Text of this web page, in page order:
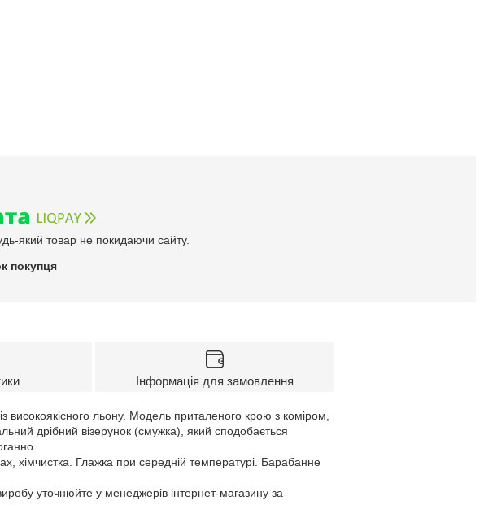
який товар не покидаючи сайту.
покупця
Інформація для замовлення
високоякісного льону. Модель приталеного крою з коміром,
дрібний візерунок (смужка), який сподобається
хімчистка. Глажка при середній температурі. Барабанне
уточнюйте у менеджерів інтернет-магазину за